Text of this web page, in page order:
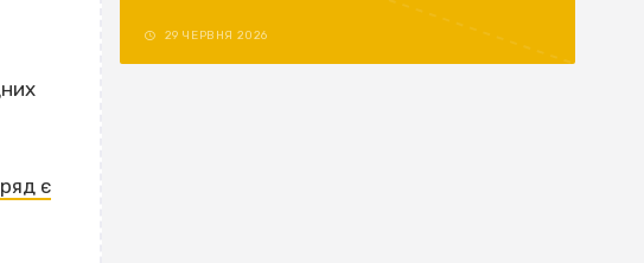
є
29 ЧЕРВНЯ 2026